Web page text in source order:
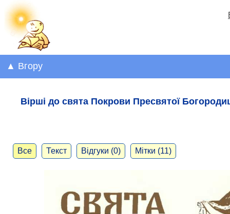
▲ Вгору
Вірші до свята Покрови Пресвятої
Все Текст Відгуки (0) Мітки (11)